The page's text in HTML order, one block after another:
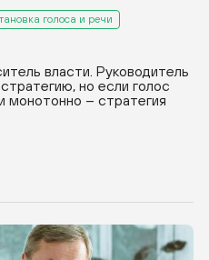
голоса и речи
власти. Руководитель
но если голос
монотонно – стратегия